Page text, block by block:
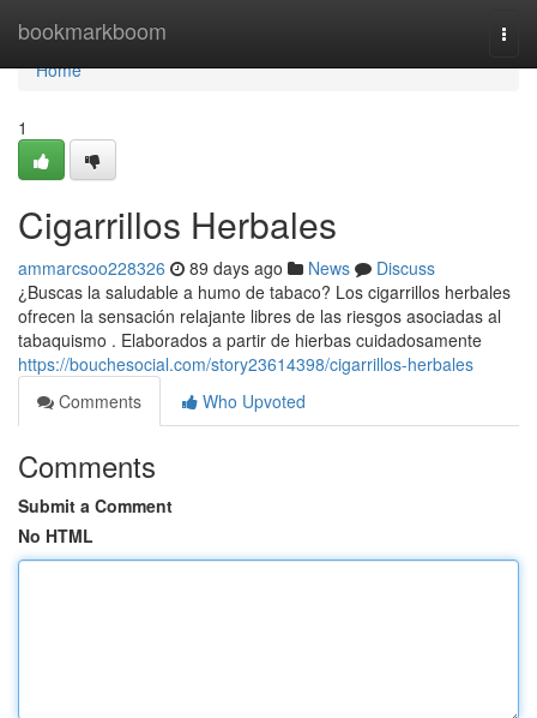
bookmarkboom
Home
Home
1
Cigarrillos Herbales
ammarcsoo228326 89 days ago News
Discuss
¿Buscas la saludable a humo de tabaco? Los cigarrillos herbales
ofrecen la sensación relajante libres de las riesgos asociadas al
tabaquismo . Elaborados a partir de hierbas cuidadosamente
https://bouchesocial.com/story23614398/cigarrillos-herbales
Comments
Who Upvoted
Comments
Submit a Comment
No HTML